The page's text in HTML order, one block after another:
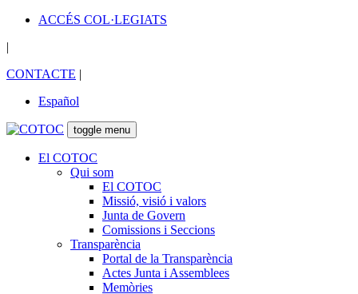
ACCÉS COL·LEGIATS
|
CONTACTE |
Español
toggle menu
El COTOC
Qui som
El COTOC
Missió, visió i valors
Junta de Govern
Comissions i Seccions
Transparència
Portal de la Transparència
Actes Junta i Assemblees
Memòries